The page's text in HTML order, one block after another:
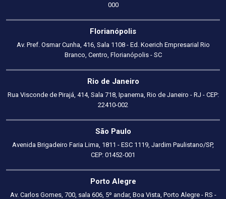
000
Florianópolis
Av. Pref. Osmar Cunha, 416, Sala 1108 - Ed. Koerich Empresarial Rio
Branco, Centro, Florianópolis - SC
Rio de Janeiro
Rua Visconde de Pirajá, 414, Sala 718, Ipanema, Rio de Janeiro - RJ - CEP:
22410-002
São Paulo
Avenida Brigadeiro Faria Lima, 1811 - ESC 1119, Jardim Paulistano/SP,
CEP: 01452-001
Porto Alegre
Av. Carlos Gomes, 700, sala 606, 5º andar, Boa Vista, Porto Alegre - RS -